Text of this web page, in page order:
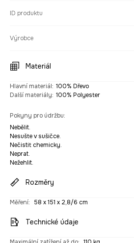
ID produktu
Výrobce
Materiál
Hlavní materiál: 100% Dřevo
Další materiály: 100% Polyester
Pokyny pro údržbu:
Nebělit.
Nesušte v sušičce.
Nečistit chemicky.
Neprat.
Nežehlit.
Rozměry
Měření: 58 x 151 x 2,8/6 cm
Technické údaje